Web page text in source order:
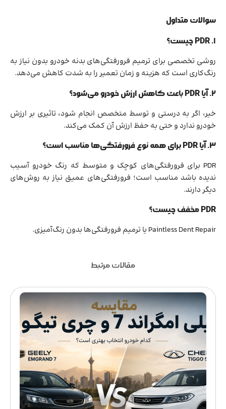
سوالات متداول
۱. PDR چیست؟
روشی تخصصی برای ترمیم فرورفتگی‌های بدنه خودرو بدون نیاز به
رنگ‌کاری است که هزینه و زمان تعمیر را به شدت کاهش می‌دهد.
۲. آیا PDR باعث کاهش ارزش خودرو می‌شود؟
خیر، اگر به درستی و توسط متخصص انجام شود، تاثیری بر ارزش
خودرو ندارد و حتی به حفظ ارزش آن کمک می‌کند.
۳. آیا PDR برای همه نوع فرورفتگی‌ها مناسب است؟
PDR برای فرورفتگی‌های کوچک و متوسط که رنگ خودرو آسیب
ندیده باشد مناسب است؛ فرورفتگی‌های عمیق نیاز به روش‌های
دیگر دارند.
PDR مخفف چیست؟
Paintless Dent Repair یا ترمیم فرورفتگی‌ها بدون رنگ‌آمیزی.
مقالات مرتبط